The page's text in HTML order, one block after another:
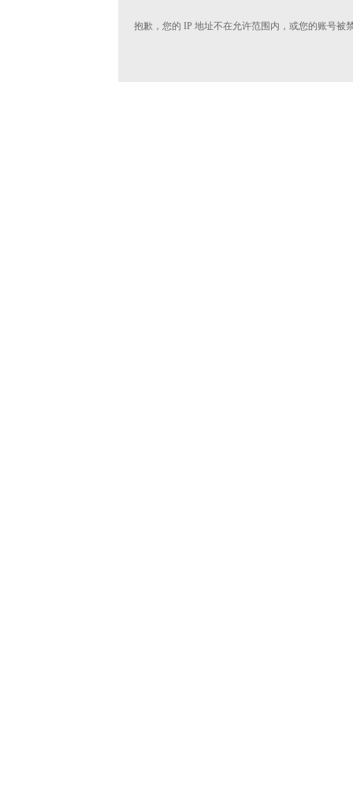
抱歉，您的 IP 地址不在允许范围内，或您的账号被